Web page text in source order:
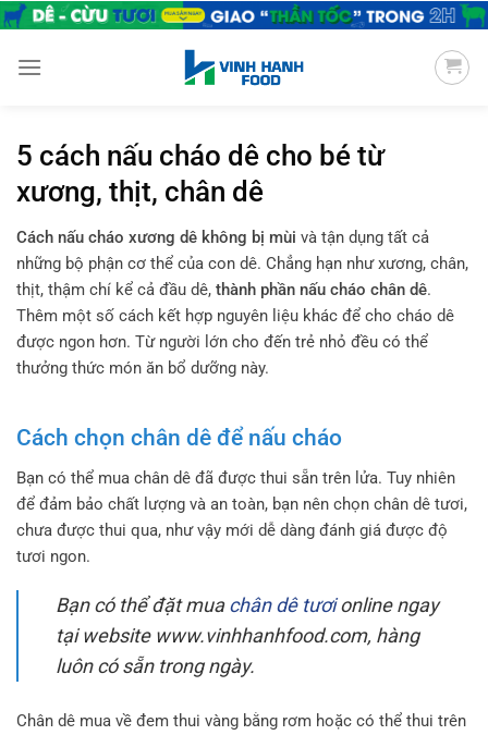
Chuyển
nội
5 cách nấu cháo dê cho bé từ
xương, thịt, chân dê
Cách nấu cháo xương dê không bị mùi và tận dụng tất cả
những bộ phận cơ thể của con dê. Chẳng hạn như xương, chân,
thịt, thậm chí kể cả đầu dê, thành phần nấu cháo chân dê.
Thêm một số cách kết hợp nguyên liệu khác để cho cháo dê
được ngon hơn. Từ người lớn cho đến trẻ nhỏ đều có thể
thưởng thức món ăn bổ dưỡng này.
Cách chọn chân dê để nấu cháo
Bạn có thể mua chân dê đã được thui sẵn trên lửa. Tuy nhiên
để đảm bảo chất lượng và an toàn, bạn nên chọn chân dê tươi,
chưa được thui qua, như vậy mới dễ dàng đánh giá được độ
tươi ngon.
Bạn có thể đặt muachân dê tươionline ngay
tại website www.vinhhanhfood.com, hàng
luôn có sẵn trong ngày.
Chân dê mua về đem thui vàng bằng rơm hoặc có thể thui trên